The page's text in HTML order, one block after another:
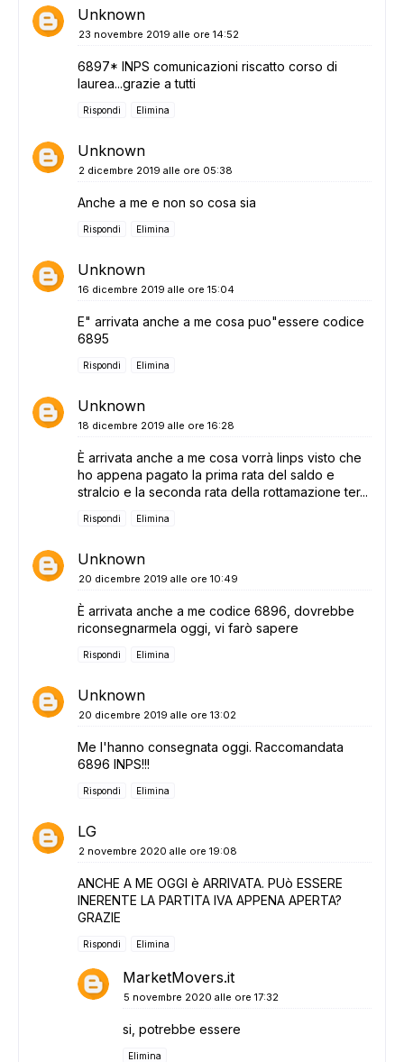
Unknown
23 novembre 2019 alle ore 14:52
6897* INPS comunicazioni riscatto corso di
laurea...grazie a tutti
Rispondi Elimina
Unknown
2 dicembre 2019 alle ore 05:38
Anche a me e non so cosa sia
Rispondi Elimina
Unknown
16 dicembre 2019 alle ore 15:04
E" arrivata anche a me cosa puo"essere codice
6895
Rispondi Elimina
Unknown
18 dicembre 2019 alle ore 16:28
È arrivata anche a me cosa vorrà linps visto che
ho appena pagato la prima rata del saldo e
stralcio e la seconda rata della rottamazione ter...
Rispondi Elimina
Unknown
20 dicembre 2019 alle ore 10:49
È arrivata anche a me codice 6896, dovrebbe
riconsegnarmela oggi, vi farò sapere
Rispondi Elimina
Unknown
20 dicembre 2019 alle ore 13:02
Me l'hanno consegnata oggi. Raccomandata
6896 INPS!!!
Rispondi Elimina
LG
2 novembre 2020 alle ore 19:08
ANCHE A ME OGGI è ARRIVATA. PUò ESSERE
INERENTE LA PARTITA IVA APPENA APERTA?
GRAZIE
Rispondi Elimina
MarketMovers.it
5 novembre 2020 alle ore 17:32
si, potrebbe essere
Elimina